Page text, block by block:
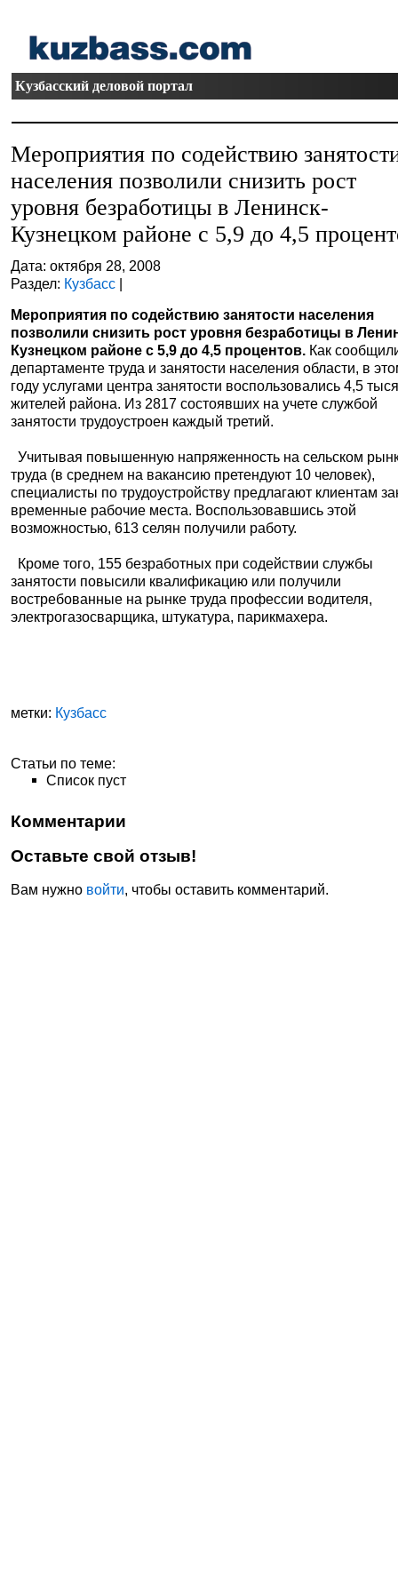
Кузбасский деловой портал
Мероприятия по содействию
населения позволили снизить рост
уровня безработицы в Ленинск-
Кузнецком районе с 5,9 до 4,5
Дата: октября 28, 2008
Раздел: Кузбасс |
Мероприятия по содействию занятости населения
позволили снизить рост уровня безработицы в
Кузнецком районе с 5,9 до 4,5 процентов. Как
департаменте труда и занятости населения области, в
году услугами центра занятости воспользовались 4,5
жителей района. Из 2817 состоявших на учете службой
занятости трудоустроен каждый третий.
Учитывая повышенную напряженность на сельском
труда (в среднем на вакансию претендуют 10 человек),
специалисты по трудоустройству предлагают клиентам
временные рабочие места. Воспользовавшись этой
возможностью, 613 селян получили работу.
Кроме того, 155 безработных при содействии службы
занятости повысили квалификацию или получили
востребованные на рынке труда профессии водителя,
электрогазосварщика, штукатура, парикмахера.
метки: Кузбасс
Статьи по теме:
Список пуст
Комментарии
Оставьте свой отзыв!
Вам нужно войти, чтобы оставить комментарий.